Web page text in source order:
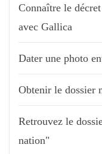
Connaître le
avec Gallica
Dater une photo
Obtenir le dossier
Retrouvez le
nation"